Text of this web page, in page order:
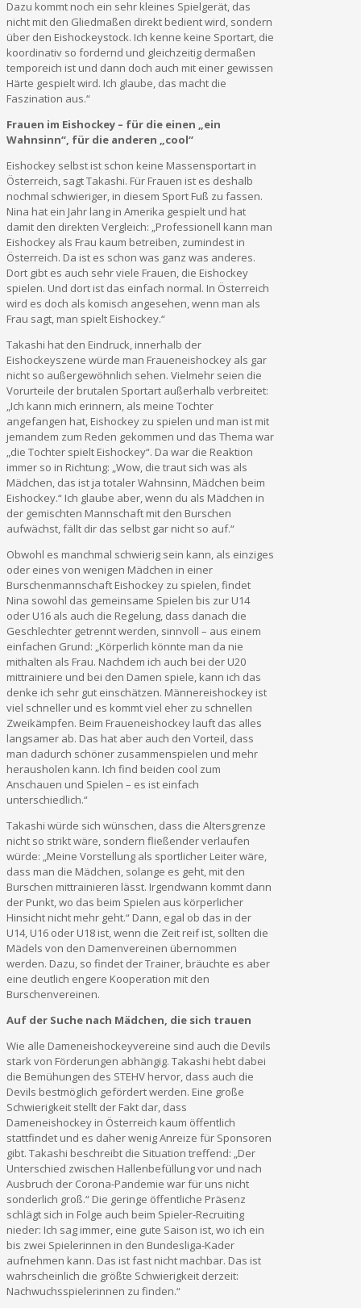
Dazu kommt noch ein sehr kleines Spielgerät, das
nicht mit den Gliedmaßen direkt bedient wird, sondern
über den Eishockeystock. Ich kenne keine Sportart, die
koordinativ so fordernd und gleichzeitig dermaßen
temporeich ist und dann doch auch mit einer gewissen
Härte gespielt wird. Ich glaube, das macht die
Faszination aus.“
Frauen im Eishockey – für die einen „ein
Wahnsinn“, für die anderen „cool“
Eishockey selbst ist schon keine Massensportart in
Österreich, sagt Takashi. Für Frauen ist es deshalb
nochmal schwieriger, in diesem Sport Fuß zu fassen.
Nina hat ein Jahr lang in Amerika gespielt und hat
damit den direkten Vergleich: „Professionell kann man
Eishockey als Frau kaum betreiben, zumindest in
Österreich. Da ist es schon was ganz was anderes.
Dort gibt es auch sehr viele Frauen, die Eishockey
spielen. Und dort ist das einfach normal. In Österreich
wird es doch als komisch angesehen, wenn man als
Frau sagt, man spielt Eishockey.“
Takashi hat den Eindruck, innerhalb der
Eishockeyszene würde man Fraueneishockey als gar
nicht so außergewöhnlich sehen. Vielmehr seien die
Vorurteile der brutalen Sportart außerhalb verbreitet:
„Ich kann mich erinnern, als meine Tochter
angefangen hat, Eishockey zu spielen und man ist mit
jemandem zum Reden gekommen und das Thema war
„die Tochter spielt Eishockey“. Da war die Reaktion
immer so in Richtung: „Wow, die traut sich was als
Mädchen, das ist ja totaler Wahnsinn, Mädchen beim
Eishockey.“ Ich glaube aber, wenn du als Mädchen in
der gemischten Mannschaft mit den Burschen
aufwächst, fällt dir das selbst gar nicht so auf.“
Obwohl es manchmal schwierig sein kann, als einziges
oder eines von wenigen Mädchen in einer
Burschenmannschaft Eishockey zu spielen, findet
Nina sowohl das gemeinsame Spielen bis zur U14
oder U16 als auch die Regelung, dass danach die
Geschlechter getrennt werden, sinnvoll – aus einem
einfachen Grund: „Körperlich könnte man da nie
mithalten als Frau. Nachdem ich auch bei der U20
mittrainiere und bei den Damen spiele, kann ich das
denke ich sehr gut einschätzen. Männereishockey ist
viel schneller und es kommt viel eher zu schnellen
Zweikämpfen. Beim Fraueneishockey lauft das alles
langsamer ab. Das hat aber auch den Vorteil, dass
man dadurch schöner zusammenspielen und mehr
herausholen kann. Ich find beiden cool zum
Anschauen und Spielen – es ist einfach
unterschiedlich.“
Takashi würde sich wünschen, dass die Altersgrenze
nicht so strikt wäre, sondern fließender verlaufen
würde: „Meine Vorstellung als sportlicher Leiter wäre,
dass man die Mädchen, solange es geht, mit den
Burschen mittrainieren lässt. Irgendwann kommt dann
der Punkt, wo das beim Spielen aus körperlicher
Hinsicht nicht mehr geht.“ Dann, egal ob das in der
U14, U16 oder U18 ist, wenn die Zeit reif ist, sollten die
Mädels von den Damenvereinen übernommen
werden. Dazu, so findet der Trainer, bräuchte es aber
eine deutlich engere Kooperation mit den
Burschenvereinen.
Auf der Suche nach Mädchen, die sich trauen
Wie alle Dameneishockeyvereine sind auch die Devils
stark von Förderungen abhängig. Takashi hebt dabei
die Bemühungen des STEHV hervor, dass auch die
Devils bestmöglich gefördert werden. Eine große
Schwierigkeit stellt der Fakt dar, dass
Dameneishockey in Österreich kaum öffentlich
stattfindet und es daher wenig Anreize für Sponsoren
gibt. Takashi beschreibt die Situation treffend: „Der
Unterschied zwischen Hallenbefüllung vor und nach
Ausbruch der Corona-Pandemie war für uns nicht
sonderlich groß.“ Die geringe öffentliche Präsenz
schlägt sich in Folge auch beim Spieler-Recruiting
nieder: Ich sag immer, eine gute Saison ist, wo ich ein
bis zwei Spielerinnen in den Bundesliga-Kader
aufnehmen kann. Das ist fast nicht machbar. Das ist
wahrscheinlich die größte Schwierigkeit derzeit:
Nachwuchsspielerinnen zu finden.“